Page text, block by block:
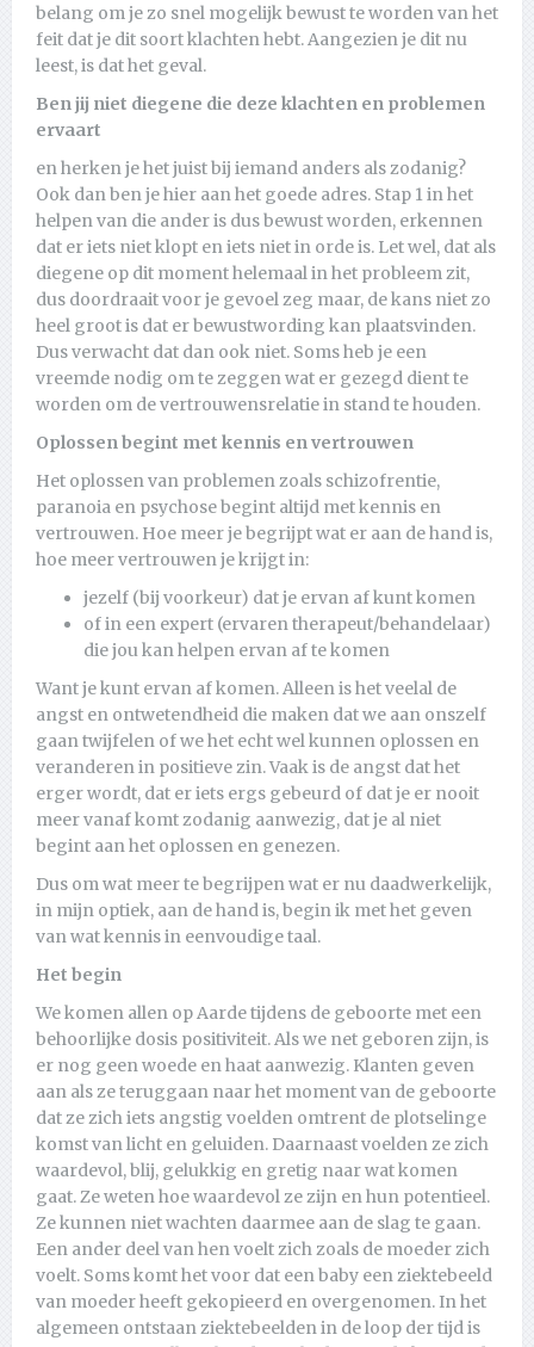
belang om je zo snel mogelijk bewust te worden van het
feit dat je dit soort klachten hebt. Aangezien je dit nu
leest, is dat het geval.
Ben jij niet diegene die deze klachten en problemen
ervaart
en herken je het juist bij iemand anders als zodanig?
Ook dan ben je hier aan het goede adres. Stap 1 in het
helpen van die ander is dus bewust worden, erkennen
dat er iets niet klopt en iets niet in orde is. Let wel, dat als
diegene op dit moment helemaal in het probleem zit,
dus doordraait voor je gevoel zeg maar, de kans niet zo
heel groot is dat er bewustwording kan plaatsvinden.
Dus verwacht dat dan ook niet. Soms heb je een
vreemde nodig om te zeggen wat er gezegd dient te
worden om de vertrouwensrelatie in stand te houden.
Oplossen begint met kennis en vertrouwen
Het oplossen van problemen zoals schizofrentie,
paranoia en psychose begint altijd met kennis en
vertrouwen. Hoe meer je begrijpt wat er aan de hand is,
hoe meer vertrouwen je krijgt in:
jezelf (bij voorkeur) dat je ervan af kunt komen
of in een expert (ervaren therapeut/behandelaar)
die jou kan helpen ervan af te komen
Want je kunt ervan af komen. Alleen is het veelal de
angst en ontwetendheid die maken dat we aan onszelf
gaan twijfelen of we het echt wel kunnen oplossen en
veranderen in positieve zin. Vaak is de angst dat het
erger wordt, dat er iets ergs gebeurd of dat je er nooit
meer vanaf komt zodanig aanwezig, dat je al niet
begint aan het oplossen en genezen.
Dus om wat meer te begrijpen wat er nu daadwerkelijk,
in mijn optiek, aan de hand is, begin ik met het geven
van wat kennis in eenvoudige taal.
Het begin
We komen allen op Aarde tijdens de geboorte met een
behoorlijke dosis positiviteit. Als we net geboren zijn, is
er nog geen woede en haat aanwezig. Klanten geven
aan als ze teruggaan naar het moment van de geboorte
dat ze zich iets angstig voelden omtrent de plotselinge
komst van licht en geluiden. Daarnaast voelden ze zich
waardevol, blij, gelukkig en gretig naar wat komen
gaat. Ze weten hoe waardevol ze zijn en hun potentieel.
Ze kunnen niet wachten daarmee aan de slag te gaan.
Een ander deel van hen voelt zich zoals de moeder zich
voelt. Soms komt het voor dat een baby een ziektebeeld
van moeder heeft gekopieerd en overgenomen. In het
algemeen ontstaan ziektebeelden in de loop der tijd is